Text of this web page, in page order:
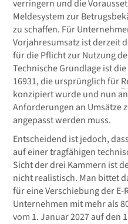
verringern und die
Meldesystem zur
zu schaffen. Für
Vorjahresumsatz ist derzeit
für die Pflicht zur Nutzung
Technische Grundlage ist
16931, die ursprünglich für
konzipiert wurde und nun
Anforderungen an Umsätze
angepasst werden muss.
Entscheidend ist jedoch,
auf einer tragfähigen
Sicht der drei Kammern ist
nicht realistisch. Man bittet
für eine Verschiebung der
Unternehmen mit mehr als
vom 1. Januar 2027 auf den